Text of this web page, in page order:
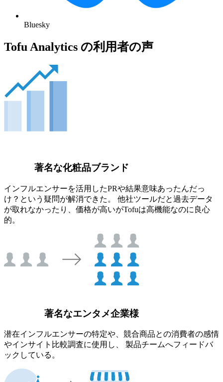
Bluesky
Tofu Analytics の利用者の声
著名な化粧品ブランド
インフルエンサーを活用したPRや結果意味あったんだっ
け？という疑問が解消できた。 他社ツールだと過去データ
が取れなかったり、価格が高いがTofuは高機能なのに良心
的。
著名なエンタメ企業様
潜在インフルエンサーの特定や、競合商品との消費者の感情
やインサイト比較調査に使用し、 製品チームへフィードバ
ックしている。